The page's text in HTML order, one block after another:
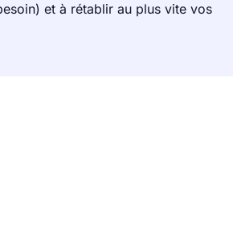
et à rétablir au plus vite vos